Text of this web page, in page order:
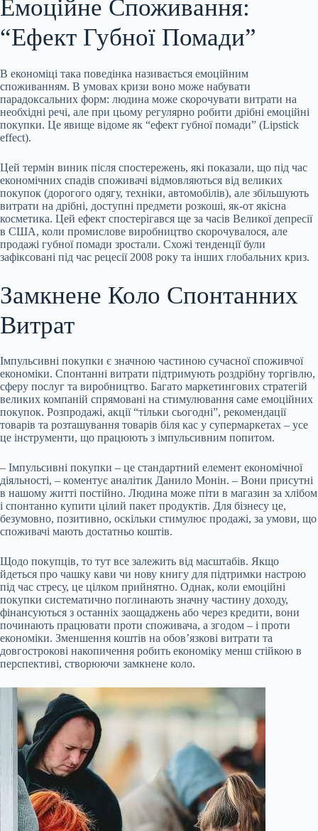
Емоційне Споживання:
“Ефект Губної Помади”
В економіці така поведінка називається емоційним
споживанням. В умовах кризи воно може набувати
парадоксальних форм: людина може скорочувати витрати на
необхідні речі, але при цьому регулярно робити дрібні емоційні
покупки. Це явище відоме як “ефект губної помади” (Lipstick
effect).
Цей термін виник після спостережень, які показали, що під час
економічних спадів споживачі відмовляються від великих
покупок (дорогого одягу, техніки, автомобілів), але збільшують
витрати на дрібні, доступні предмети розкоші, як-от якісна
косметика. Цей ефект спостерігався ще за часів Великої депресії
в США, коли промислове виробництво скорочувалося, але
продажі губної помади зростали. Схожі тенденції були
зафіксовані під час рецесії 2008 року та інших глобальних криз.
Замкнене Коло Спонтанних
Витрат
Імпульсивні покупки є значною частиною сучасної споживчої
економіки. Спонтанні витрати підтримують роздрібну торгівлю,
сферу послуг та виробництво. Багато маркетингових стратегій
великих компаній спрямовані на стимулювання саме емоційних
покупок. Розпродажі, акції “тільки сьогодні”, рекомендації
товарів та розташування товарів біля кас у супермаркетах – усе
це інструменти, що працюють з імпульсивним попитом.
– Імпульсивні покупки – це стандартний елемент економічної
діяльності, – коментує аналітик Данило Монін. – Вони присутні
в нашому житті постійно. Людина може піти в магазин за хлібом
і спонтанно купити цілий пакет продуктів. Для бізнесу це,
безумовно, позитивно, оскільки стимулює продажі, за умови, що
споживачі мають достатньо коштів.
Щодо покупців, то тут все залежить від масштабів. Якщо
йдеться про чашку кави чи нову книгу для підтримки настрою
під час стресу, це цілком прийнятно. Однак, коли емоційні
покупки систематично поглинають значну частину доходу,
фінансуються з останніх заощаджень або через кредити, вони
починають працювати проти споживача, а згодом – і проти
економіки. Зменшення коштів на обов’язкові витрати та
довгострокові накопичення робить економіку менш стійкою в
перспективі, створюючи замкнене коло.